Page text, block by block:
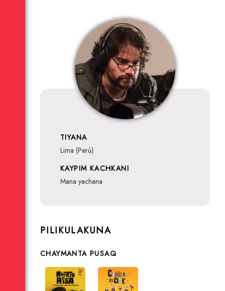
TIYANA
Lima (Perú)
KAYPIM KACHKANI
mana yachana
PILIKULAKUNA
CHAYMANTA PUSAQ